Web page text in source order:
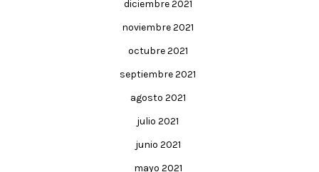
diciembre 2021
noviembre 2021
octubre 2021
septiembre 2021
agosto 2021
julio 2021
junio 2021
mayo 2021